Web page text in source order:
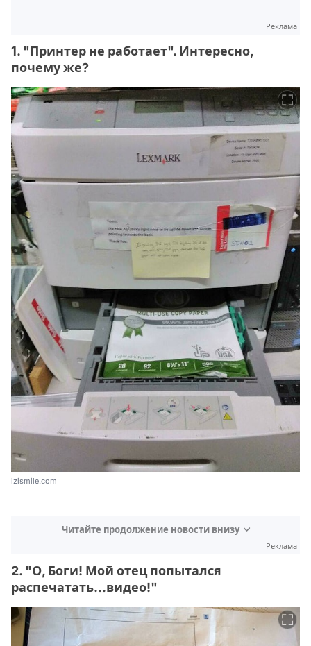
Реклама
1. "Принтер не работает". Интересно,
почему же?
izismile.com
Читайте продолжение новости внизу
Реклама
2. "О, Боги! Мой отец попытался
распечатать...видео!"